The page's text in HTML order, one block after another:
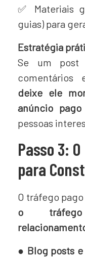
✅ Materiais
guias) para
Estratégia
Se um post
comentários
deixe ele
anúncio pago
pessoas
Passo 3:
para
O tráfego
o
● Blog posts